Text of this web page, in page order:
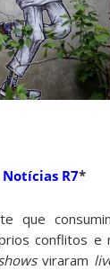
Notícias R7*
que
conflitos e
viraram